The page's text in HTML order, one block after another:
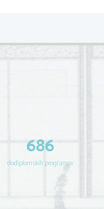
686
dodiplomskih programov